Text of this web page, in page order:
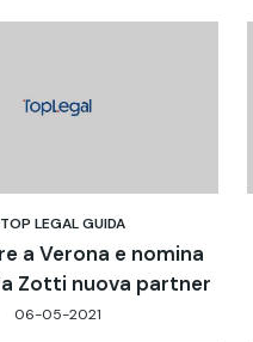
TOP LEGAL GUIDA
a Verona e nomina
Zotti nuova partner
06-05-2021